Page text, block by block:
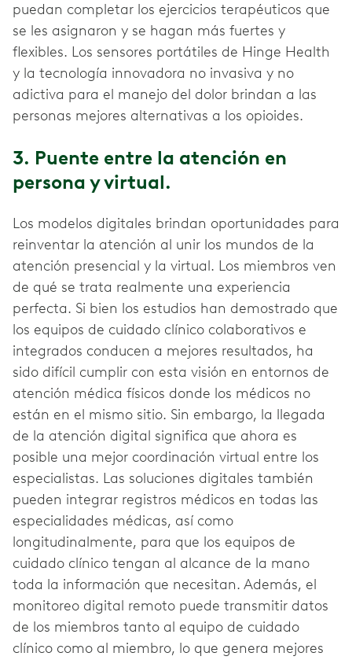
puedan completar los ejercicios terapéuticos que
se les asignaron y se hagan más fuertes y
flexibles. Los sensores portátiles de Hinge Health
y la tecnología innovadora no invasiva y no
adictiva para el manejo del dolor brindan a las
personas mejores alternativas a los opioides.
3. Puente entre la atención en
persona y virtual.
Los modelos digitales brindan oportunidades para
reinventar la atención al unir los mundos de la
atención presencial y la virtual. Los miembros ven
de qué se trata realmente una experiencia
perfecta. Si bien los estudios han demostrado que
los equipos de cuidado clínico colaborativos e
integrados conducen a mejores resultados, ha
sido difícil cumplir con esta visión en entornos de
atención médica físicos donde los médicos no
están en el mismo sitio. Sin embargo, la llegada
de la atención digital significa que ahora es
posible una mejor coordinación virtual entre los
especialistas. Las soluciones digitales también
pueden integrar registros médicos en todas las
especialidades médicas, así como
longitudinalmente, para que los equipos de
cuidado clínico tengan al alcance de la mano
toda la información que necesitan. Además, el
monitoreo digital remoto puede transmitir datos
de los miembros tanto al equipo de cuidado
clínico como al miembro, lo que genera mejores